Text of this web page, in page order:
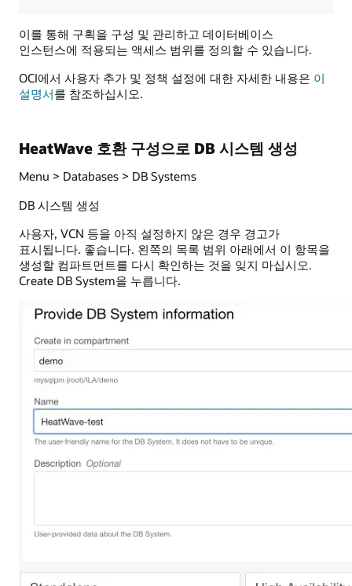
이를 통해 구획을 구성 및 관리하고 데이터베이스
인스턴스에 적용되는 액세스 범위를 정의할 수 있습니다.
OCI에서 사용자 추가 및 정책 설정에 대한 자세한 내용은 이
설명서를 참조하십시오.
HeatWave 호환 구성으로 DB 시스템 생성
Menu > Databases > DB Systems
DB 시스템 생성
사용자, VCN 등을 아직 설정하지 않은 경우 경고가
표시됩니다. 좋습니다. 왼쪽의 목록 범위 아래에서 이 항목을
생성할 컴파트먼트를 다시 확인하는 것을 잊지 마십시오.
Create DB System을 누릅니다.